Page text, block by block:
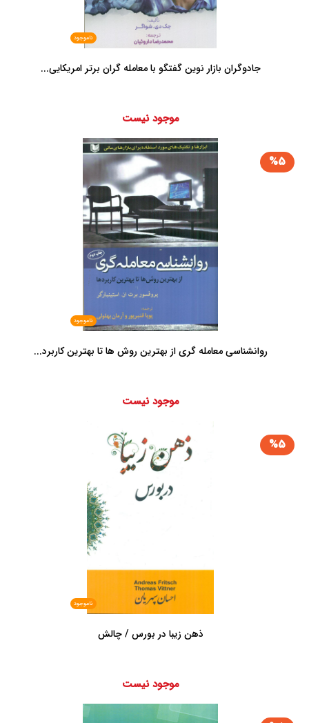
ناموجود
جادوگران بازار نوین گفتگو با معامله گران برتر امریکایی...
موجود نیست
%5
ناموجود
روانشناسی معامله گری از بهترین روش ها تا بهترین کاربرد...
موجود نیست
%5
ناموجود
ذهن زیبا در بورس / چالش
موجود نیست